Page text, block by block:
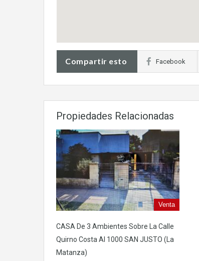
Compartir esto Facebook
Propiedades Relacionadas
Venta
CASA De 3 Ambientes Sobre La Calle
Quirno Costa Al 1000 SAN JUSTO (La
Matanza)